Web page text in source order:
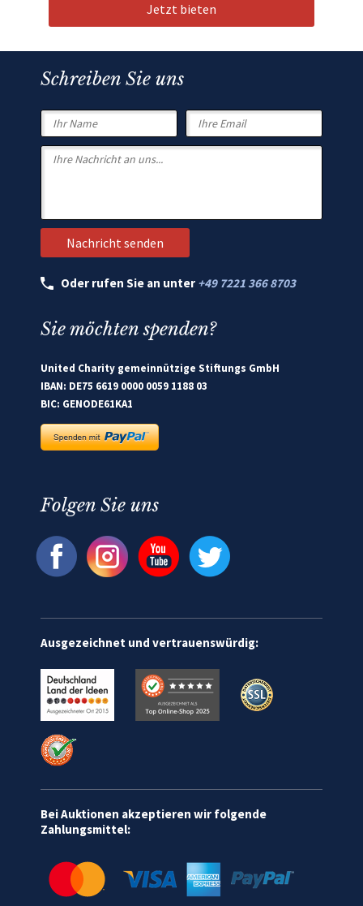
Jetzt bieten
Schreiben Sie uns
Oder rufen Sie an unter +49 7221 366 8703
Sie möchten spenden?
United Charity gemeinnützige Stiftungs GmbH
IBAN: DE75 6619 0000 0059 1188 03
BIC: GENODE61KA1
Folgen Sie uns
Ausgezeichnet und vertrauenswürdig:
Bei Auktionen akzeptieren wir folgende
Zahlungsmittel: